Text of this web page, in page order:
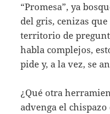
“Promesa”, ya
del gris, cenizas
territorio de
habla complejos,
pide y, a la vez, se
¿Qué otra
advenga el